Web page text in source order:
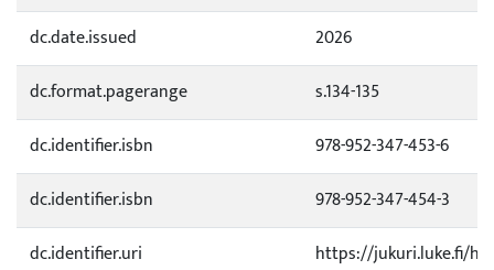
dc.date.issued
2026
dc.format.pagerange
s.134-135
dc.identifier.isbn
978-952-347-453-6
dc.identifier.isbn
978-952-347-454-3
dc.identifier.uri
https://jukuri.luke.fi/